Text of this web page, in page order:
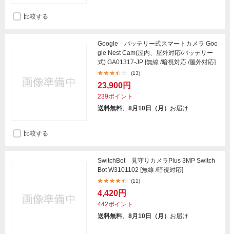
比較する
Google バッテリー式スマートカメラ Goo
gle Nest Cam(屋内、屋外対応/バッテリー
式) GA01317-JP [無線 /暗視対応 /屋外対応]
(13)
23,900円
239ポイント
送料無料、8月10日（月） お届け
比較する
SwitchBot 見守りカメラPlus 3MP Switch
Bot W3101102 [無線 /暗視対応]
(11)
4,420円
442ポイント
送料無料、8月10日（月） お届け